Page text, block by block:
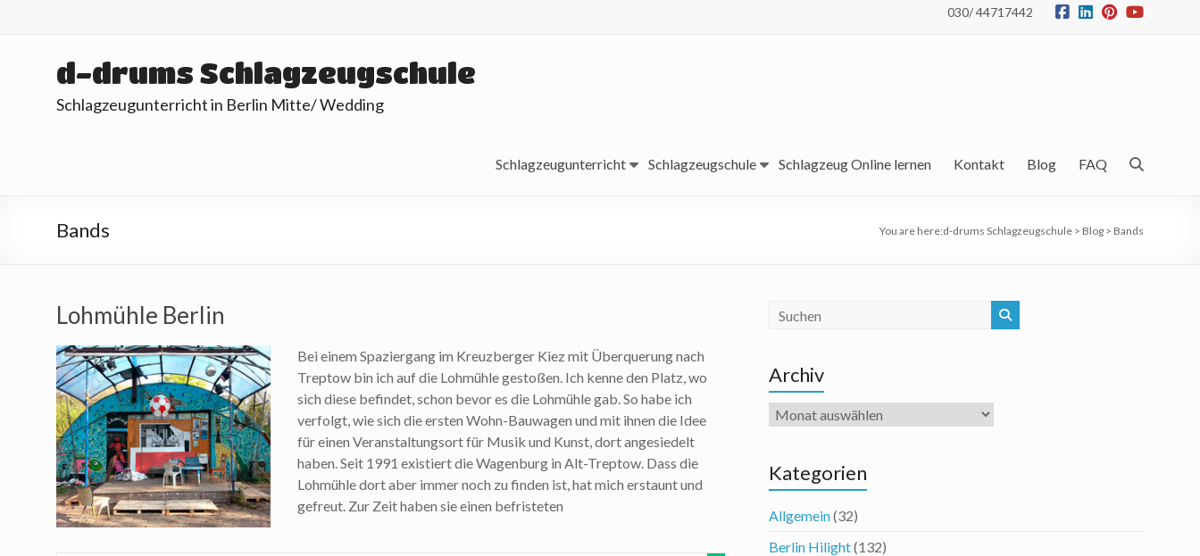
030/ 44717442
d-drums Schlagzeugschule
Schlagzeugunterricht in Berlin Mitte/ Wedding
Schlagzeugunterricht Schlagzeugschule Schlagzeug Online lernen Kontakt Blog FAQ
Bands You are here:d-drums Schlagzeugschule > Blog > Bands
Lohmühle Berlin
Bei einem Spaziergang im Kreuzberger Kiez mit Überquerung nach
Treptow bin ich auf die Lohmühle gestoßen. Ich kenne den Platz, wo
sich diese befindet, schon bevor es die Lohmühle gab. So habe ich
verfolgt, wie sich die ersten Wohn-Bauwagen und mit ihnen die Idee
für einen Veranstaltungsort für Musik und Kunst, dort angesiedelt
haben. Seit 1991 existiert die Wagenburg in Alt-Treptow. Dass die
Lohmühle dort aber immer noch zu finden ist, hat mich erstaunt und
gefreut. Zur Zeit haben sie einen befristeten
Archiv
Archiv
Kategorien
Allgemein(32)
Berlin Hilight(132)